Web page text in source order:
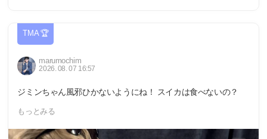
TMA 🏆
marumochim
2026. 08. 07 16:57
ジミンちゃん風邪ひかないようにね！ スイカは食べないの？
もっとみる